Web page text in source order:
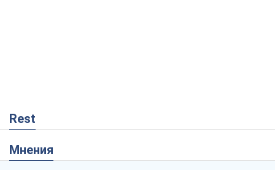
Rest
Мнения